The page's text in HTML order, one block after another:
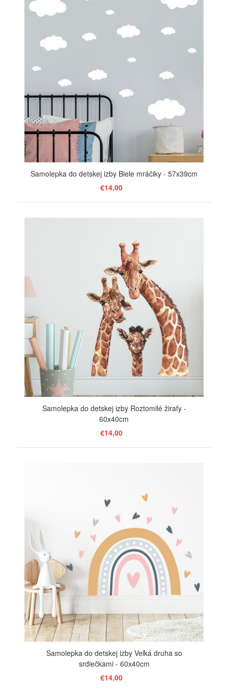
Samolepka do detskej izby Biele mráčiky - 57x39cm
€14,00
ZOBRAZIŤ
Samolepka do detskej izby Roztomilé žirafy -
60x40cm
€14,00
Samolepka do detskej izby Veľká druha so
srdiečkami - 60x40cm
€14,00